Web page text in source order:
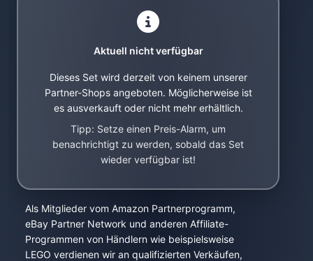
Aktuell nicht verfügbar
Dieses Set wird derzeit von keinem unserer
Partner-Shops angeboten. Möglicherweise ist
es ausverkauft oder nicht mehr erhältlich.
Tipp: Setze einen Preis-Alarm, um
benachrichtigt zu werden, sobald das Set
wieder verfügbar ist!
Als Mitglieder vom Amazon Partnerprogramm,
eBay Partner Network und anderen Affiliate-
Programmen von Händlern wie beispielsweise
LEGO verdienen wir an qualifizierten Verkäufen,